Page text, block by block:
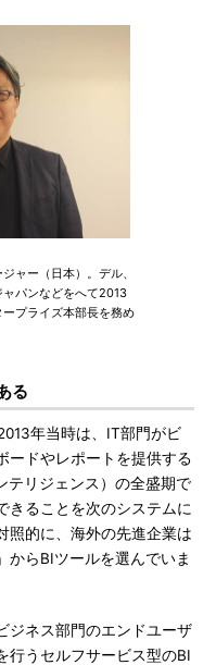
ャー（日本）。デル、
パンなどをへて2013
プライズ本部長を務め
る
年当時は、IT部門がビ
ードやレポートを提供する
テリジェンス）の全盛期で
きることを次のシステムに
照的に、海外の先進企業は
からBIツールを選んでいま
ネス部門のエンドユーザ
行うセルフサービス型のBI